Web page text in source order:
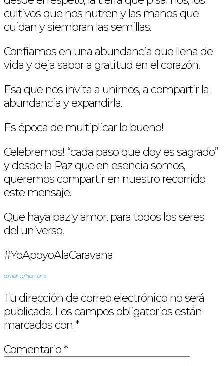
cultivos que nos nutren y las manos que
cuidan y siembran las semillas.
Confiamos en una abundancia que llena de
vida y deja sabor a gratitud en el corazón.
Esa que nos invita a unirnos, a compartir la
abundancia y expandirla.
Es época de multiplicar lo bueno!
Celebremos! “cada paso que doy es sagrado”
y desde la Paz que en esencia somos,
queremos compartir en nuestro recorrido
este mensaje.
Que haya paz y amor, para todos los seres
del universo.
#YoApoyoAlaCaravana
Enviar comentario
Tu dirección de correo electrónico no será
publicada. Los campos obligatorios están
marcados con *
Comentario*